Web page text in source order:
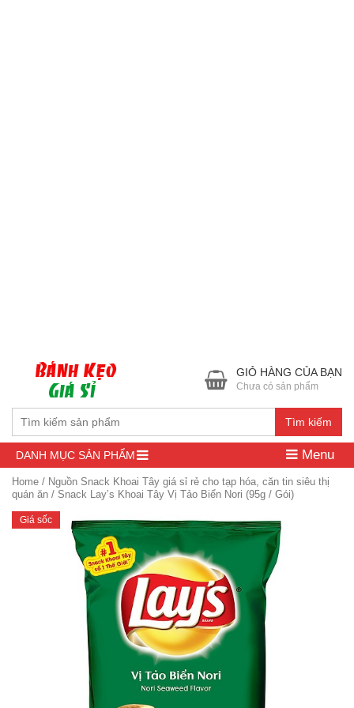
Tìm kiếm
GIỎ HÀNG CỦA BẠN
Chưa có sản phẩm
DANH MỤC SẢN PHẨM Menu
Home / Nguồn Snack Khoai Tây giá sỉ rẻ cho tạp hóa, căn tin siêu thị
quán ăn / Snack Lay’s Khoai Tây Vị Tảo Biển Nori (95g / Gói)
Giá sốc